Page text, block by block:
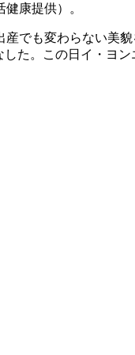
康提供）。
でも変わらない美
た。この日イ・ヨ